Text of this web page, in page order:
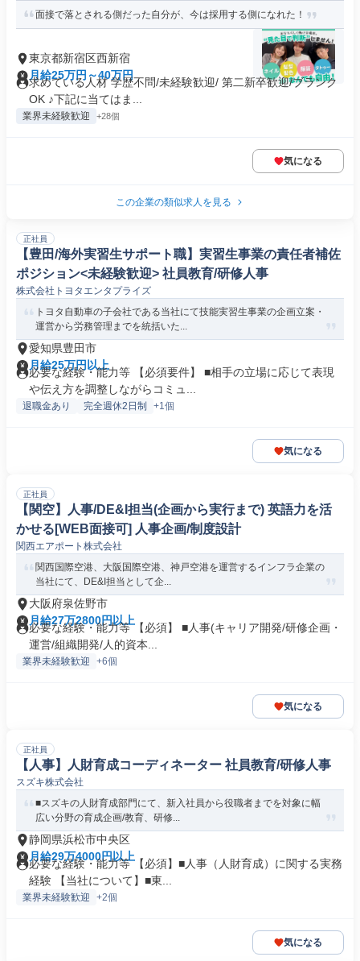
面接で落とされる側だった自分が、今は採用する側になれた！
東京都新宿区西新宿
月給25万円～40万円
求めている人材 学歴不問/未経験歓迎/ 第二新卒歓迎/ブランク
OK ♪下記に当てはま...
業界未経験歓迎 +28個
気になる
この企業の類似求人を見る
正社員
【豊田/海外実習生サポート職】実習生事業の責任者補佐
ポジション<未経験歓迎> 社員教育/研修人事
株式会社トヨタエンタプライズ
トヨタ自動車の子会社である当社にて技能実習生事業の企画立案・
運営から労務管理までを統括いた...
愛知県豊田市
月給25万円以上
必要な経験・能力等 【必須要件】 ■相手の立場に応じて表現
や伝え方を調整しながらコミュ...
退職金あり 完全週休2日制 +1個
気になる
正社員
【関空】人事/DE&I担当(企画から実行まで) 英語力を活
かせる[WEB面接可] 人事企画/制度設計
関西エアポート株式会社
関西国際空港、大阪国際空港、神戸空港を運営するインフラ企業の
当社にて、DE&I担当として企...
大阪府泉佐野市
月給27万2800円以上
必要な経験・能力等 【必須】 ■人事(キャリア開発/研修企画・
運営/組織開発/人的資本...
業界未経験歓迎 +6個
気になる
正社員
【人事】人財育成コーディネーター 社員教育/研修人事
スズキ株式会社
■スズキの人財育成部門にて、新入社員から役職者までを対象に幅
広い分野の育成企画/教育、研修...
静岡県浜松市中央区
月給29万4000円以上
必要な経験・能力等 【必須】■人事（人財育成）に関する実務
経験 【当社について】■東...
業界未経験歓迎 +2個
気になる